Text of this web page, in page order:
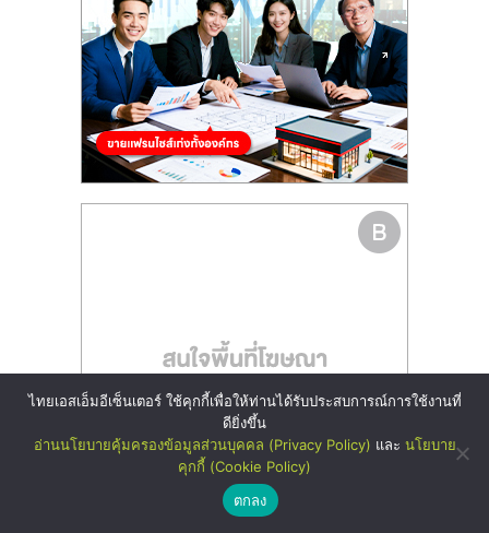
ไทยเอสเอ็มอีเซ็นเตอร์ ใช้คุกกี้เพื่อให้ท่านได้รับประสบการณ์การใช้งานที่
ดียิ่งขึ้น
อ่านนโยบายคุ้มครองข้อมูลส่วนบุคคล (Privacy Policy) และ นโยบาย
คุกกี้ (Cookie Policy)
ตกลง